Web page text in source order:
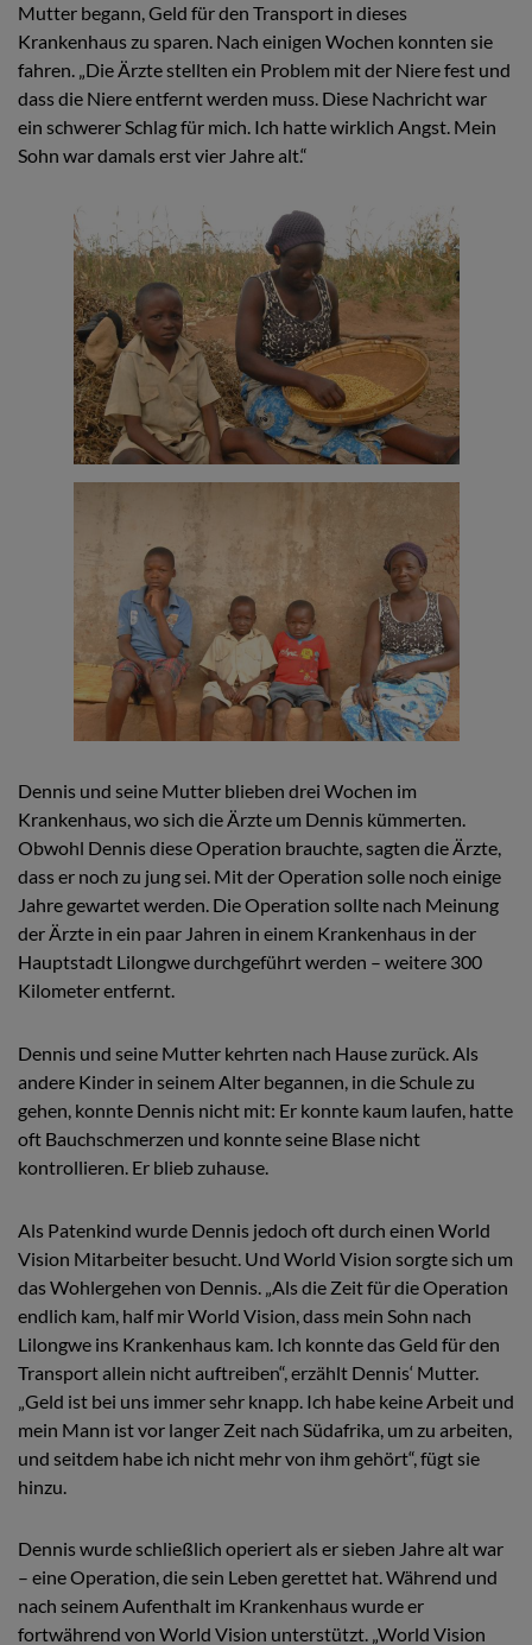
Mutter begann, Geld für den Transport in dieses
Krankenhaus zu sparen. Nach einigen Wochen konnten sie
fahren. „Die Ärzte stellten ein Problem mit der Niere fest und
dass die Niere entfernt werden muss. Diese Nachricht war
ein schwerer Schlag für mich. Ich hatte wirklich Angst. Mein
Sohn war damals erst vier Jahre alt.“
Dennis und seine Mutter blieben drei Wochen im
Krankenhaus, wo sich die Ärzte um Dennis kümmerten.
Obwohl Dennis diese Operation brauchte, sagten die Ärzte,
dass er noch zu jung sei. Mit der Operation solle noch einige
Jahre gewartet werden. Die Operation sollte nach Meinung
der Ärzte in ein paar Jahren in einem Krankenhaus in der
Hauptstadt Lilongwe durchgeführt werden – weitere 300
Kilometer entfernt.
Dennis und seine Mutter kehrten nach Hause zurück. Als
andere Kinder in seinem Alter begannen, in die Schule zu
gehen, konnte Dennis nicht mit: Er konnte kaum laufen, hatte
oft Bauchschmerzen und konnte seine Blase nicht
kontrollieren. Er blieb zuhause.
Als Patenkind wurde Dennis jedoch oft durch einen World
Vision Mitarbeiter besucht. Und World Vision sorgte sich um
das Wohlergehen von Dennis. „Als die Zeit für die Operation
endlich kam, half mir World Vision, dass mein Sohn nach
Lilongwe ins Krankenhaus kam. Ich konnte das Geld für den
Transport allein nicht auftreiben“, erzählt Dennis‘ Mutter.
„Geld ist bei uns immer sehr knapp. Ich habe keine Arbeit und
mein Mann ist vor langer Zeit nach Südafrika, um zu arbeiten,
und seitdem habe ich nicht mehr von ihm gehört“, fügt sie
hinzu.
Dennis wurde schließlich operiert als er sieben Jahre alt war
– eine Operation, die sein Leben gerettet hat. Während und
nach seinem Aufenthalt im Krankenhaus wurde er
fortwährend von World Vision unterstützt. „World Vision